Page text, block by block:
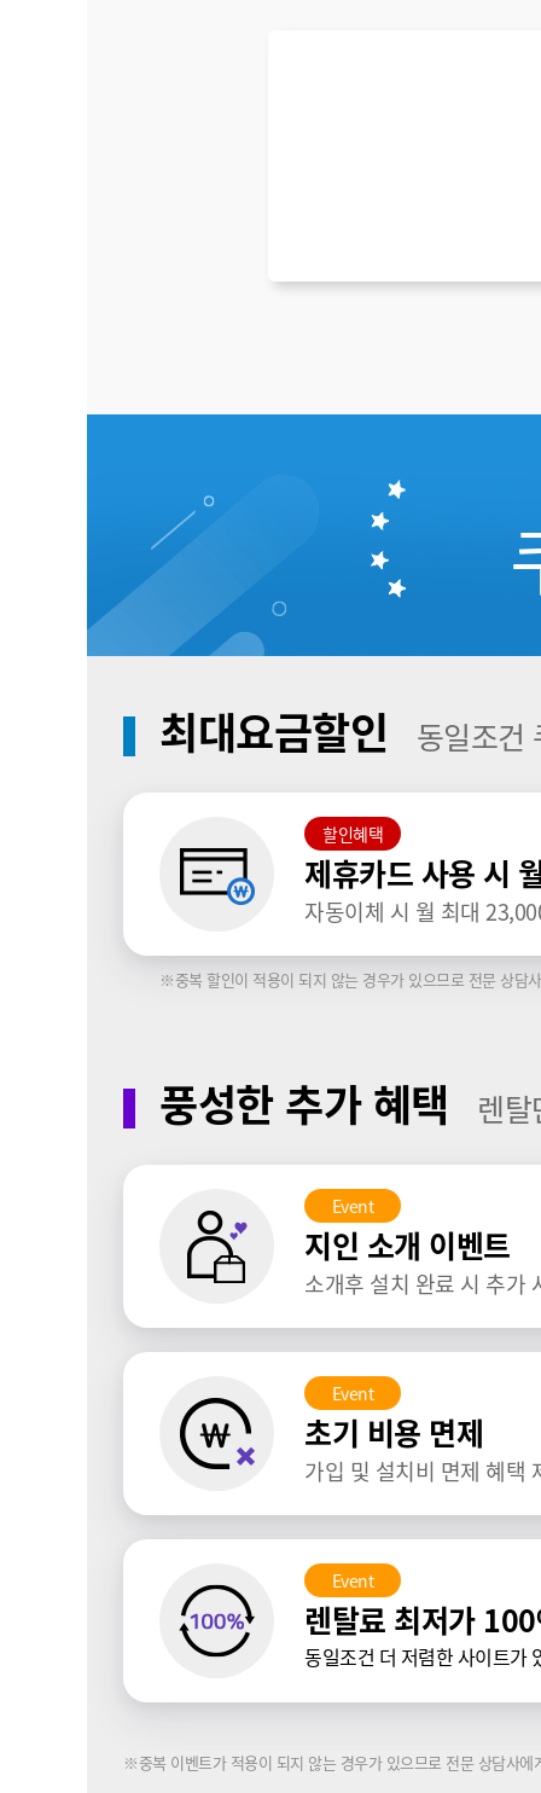
최대요금할인 동일조건
할인혜택
제휴카드 사용 시
자동이체 시 월 최대
※중복 할인이 적용이 되지 않는 경우가 있으므로 전문 상담
풍성한 추가 혜택 렌
Event
지인 소개 이벤트
소개후 설치 완료 시 추가
Event
초기 비용 면제
가입 및 설치비 면제 혜택
Event
렌탈료 최저가
동일조건 더 저렴한 사이트가
※중복 이벤트가 적용이 되지 않는 경우가 있으므로 전문 상담사에